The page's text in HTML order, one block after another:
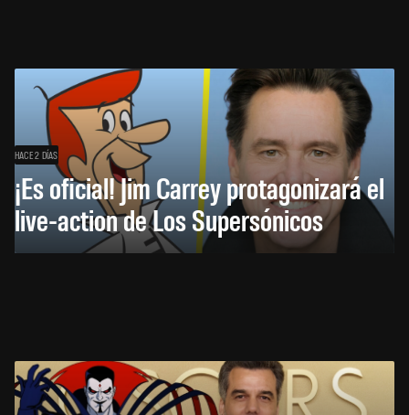
HACE 2 DÍAS
¡Es oficial! Jim Carrey protagonizará el
live-action de Los Supersónicos